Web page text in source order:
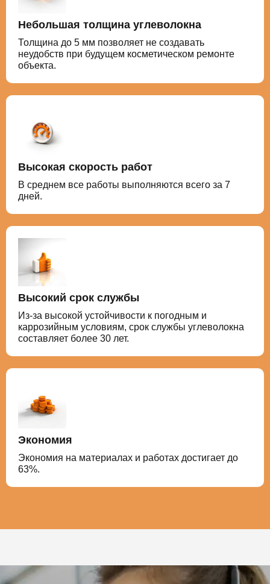
Небольшая толщина углеволокна
Толщина до 5 мм позволяет не создавать
неудобств при будущем косметическом ремонте
объекта.
Высокая скорость работ
В среднем все работы выполняются всего за 7
дней.
Высокий срок службы
Из-за высокой устойчивости к погодным и
каррозийным условиям, срок службы углеволокна
составляет более 30 лет.
Экономия
Экономия на материалах и работах достигает до
63%.